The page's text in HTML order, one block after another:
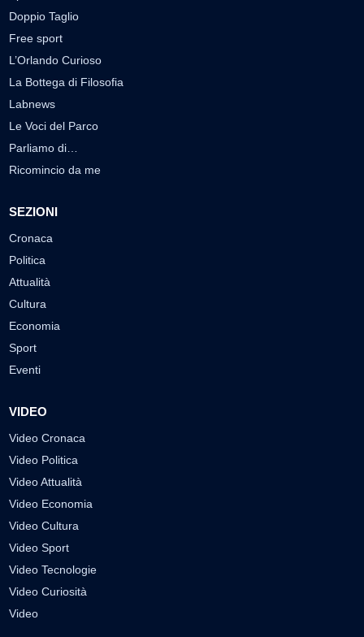
Doppio Taglio
Free sport
L’Orlando Curioso
La Bottega di Filosofia
Labnews
Le Voci del Parco
Parliamo di…
Ricomincio da me
SEZIONI
Cronaca
Politica
Attualità
Cultura
Economia
Sport
Eventi
VIDEO
Video Cronaca
Video Politica
Video Attualità
Video Economia
Video Cultura
Video Sport
Video Tecnologie
Video Curiosità
Video